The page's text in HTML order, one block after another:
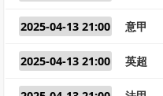
2025-04-13 21:00 意甲
2025-04-13 21:00 英超